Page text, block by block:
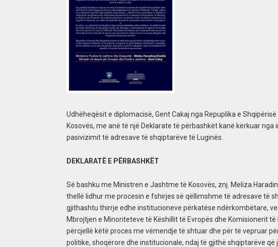
Udhëheqësit e diplomacisë, Gent Cakaj nga Repuplika e
Kosovës, me anë të një Deklarate të përbashkët kanë kërkuar
pasivizimit të adresave të shqiptarëve të Luginës.
DEKLARATË E PËRBASHKËT
Së bashku me Ministren e Jashtme të Kosovës, znj. Meliza
thellë lidhur me procesin e fshirjes së qëllimshme të adresave të
gjithashtu thirrje edhe institucioneve përkatëse ndërkombëtare,
Mbrojtjen e Minoriteteve të Këshillit të Evropës dhe Komisionerit
përcjellë këtë proces me vëmendje të shtuar dhe për të vepruar
politike, shoqërore dhe institucionale, ndaj të gjithë shqiptarëve që